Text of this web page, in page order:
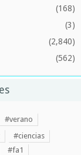
(168)
(3)
(2,840)
(562)
#verano
#ciencias
#fa1